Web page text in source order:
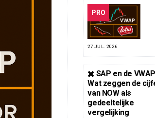
PRO
27 JUL. 2026
✖️ SAP en de
Wat zeggen de
van NOW als
gedeeltelijke
vergelijking